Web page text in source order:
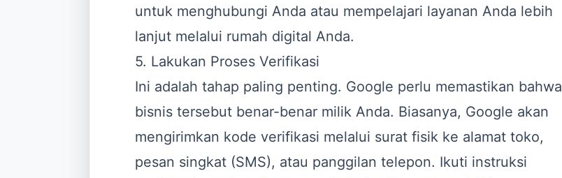
untuk menghubungi Anda atau mempelajari layanan Anda lebih
lanjut melalui rumah digital Anda.
5. Lakukan Proses Verifikasi
Ini adalah tahap paling penting. Google perlu memastikan bahwa
bisnis tersebut benar-benar milik Anda. Biasanya, Google akan
mengirimkan kode verifikasi melalui surat fisik ke alamat toko,
pesan singkat (SMS), atau panggilan telepon. Ikuti instruksi